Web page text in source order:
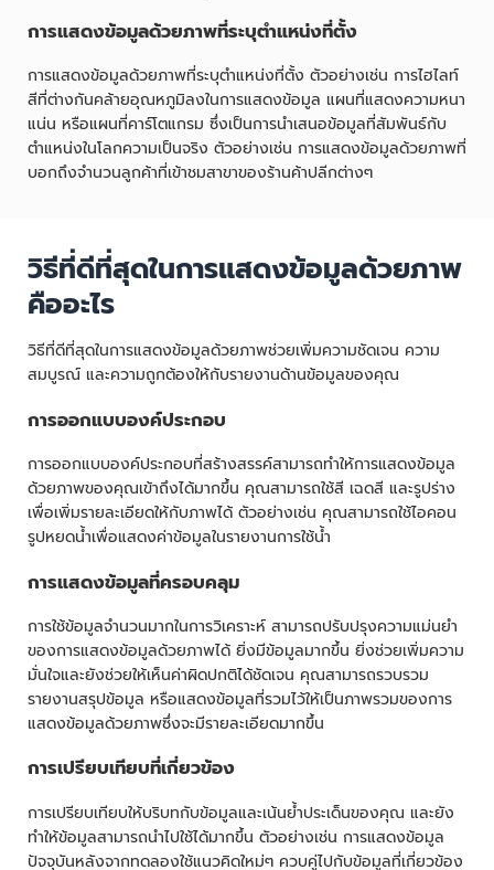
การแสดงข้อมูลด้วยภาพที่ระบุตำแหน่งที่ตั้ง
การแสดงข้อมูลด้วยภาพที่ระบุตำแหน่งที่ตั้ง ตัวอย่างเช่น การไฮไลท์
สีที่ต่างกันคล้ายอุณหภูมิลงในการแสดงข้อมูล แผนที่แสดงความหนา
แน่น หรือแผนที่คาร์โตแกรม ซึ่งเป็นการนำเสนอข้อมูลที่สัมพันธ์กับ
ตำแหน่งในโลกความเป็นจริง ตัวอย่างเช่น การแสดงข้อมูลด้วยภาพที่
บอกถึงจำนวนลูกค้าที่เข้าชมสาขาของร้านค้าปลีกต่างๆ
วิธีที่ดีที่สุดในการแสดงข้อมูลด้วยภาพ
คืออะไร
วิธีที่ดีที่สุดในการแสดงข้อมูลด้วยภาพช่วยเพิ่มความชัดเจน ความ
สมบูรณ์ และความถูกต้องให้กับรายงานด้านข้อมูลของคุณ
การออกแบบองค์ประกอบ
การออกแบบองค์ประกอบที่สร้างสรรค์สามารถทำให้การแสดงข้อมูล
ด้วยภาพของคุณเข้าถึงได้มากขึ้น คุณสามารถใช้สี เฉดสี และรูปร่าง
เพื่อเพิ่มรายละเอียดให้กับภาพได้ ตัวอย่างเช่น คุณสามารถใช้ไอคอน
รูปหยดน้ำเพื่อแสดงค่าข้อมูลในรายงานการใช้น้ำ
การแสดงข้อมูลที่ครอบคลุม
การใช้ข้อมูลจำนวนมากในการวิเคราะห์ สามารถปรับปรุงความแม่นยำ
ของการแสดงข้อมูลด้วยภาพได้ ยิ่งมีข้อมูลมากขึ้น ยิ่งช่วยเพิ่มความ
มั่นใจและยังช่วยให้เห็นค่าผิดปกติได้ชัดเจน คุณสามารถรวบรวม
รายงานสรุปข้อมูล หรือแสดงข้อมูลที่รวมไว้ให้เป็นภาพรวมของการ
แสดงข้อมูลด้วยภาพซึ่งจะมีรายละเอียดมากขึ้น
การเปรียบเทียบที่เกี่ยวข้อง
การเปรียบเทียบให้บริบทกับข้อมูลและเน้นย้ำประเด็นของคุณ และยัง
ทำให้ข้อมูลสามารถนำไปใช้ได้มากขึ้น ตัวอย่างเช่น การแสดงข้อมูล
ปัจจุบันหลังจากทดลองใช้แนวคิดใหม่ๆ ควบคู่ไปกับข้อมูลที่เกี่ยวข้อง